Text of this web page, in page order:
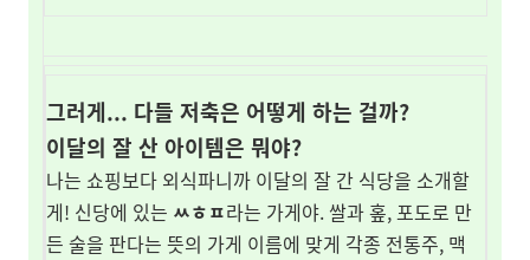
그러게... 다들 저축은 어떻게 하는 걸까?
이달의 잘 산 아이템은 뭐야?
나는 쇼핑보다 외식파니까 이달의 잘 간 식당을 소개할
게! 신당에 있는 ㅆㅎㅍ라는 가게야. 쌀과 홒, 포도로 만
든 술을 판다는 뜻의 가게 이름에 맞게 각종 전통주, 맥